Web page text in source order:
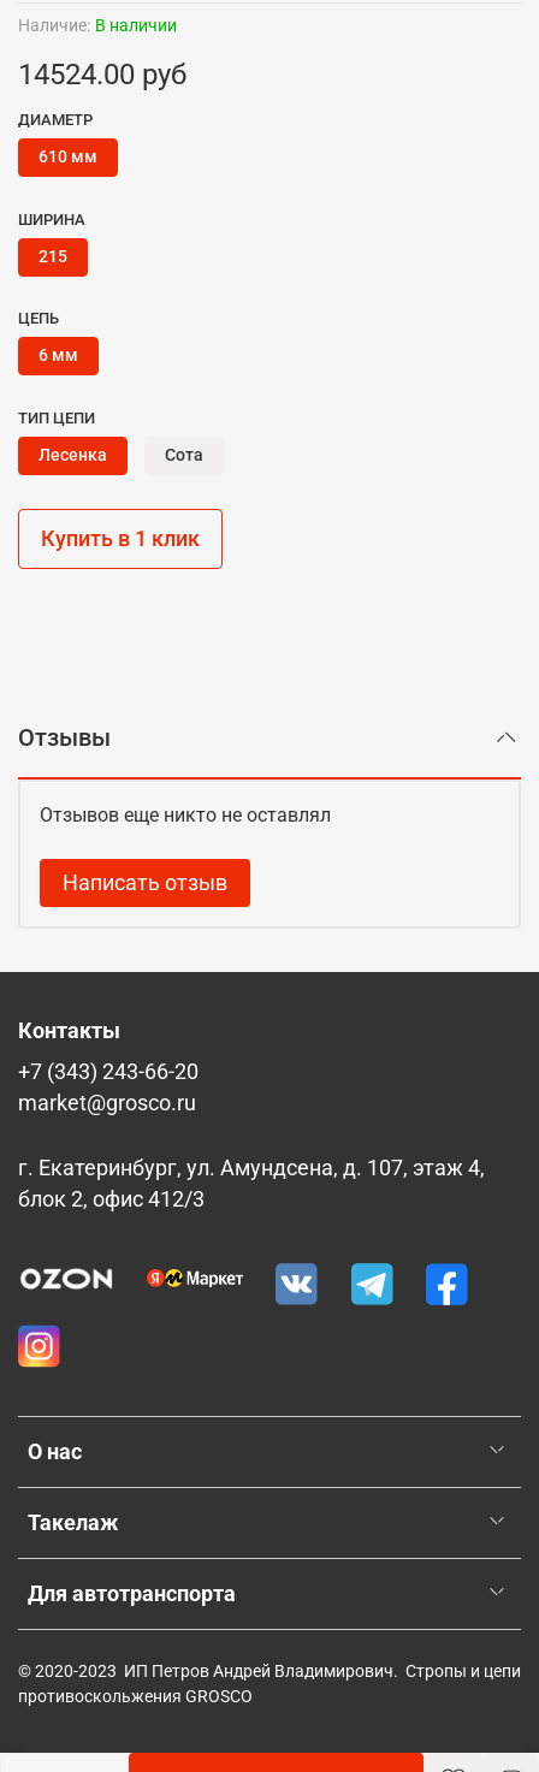
Наличие: В наличии
14524.00 руб
Купить в 1 клик
ДИАМЕТР
610 мм
ШИРИНА
215
ЦЕПЬ
6 мм
ТИП ЦЕПИ
Лесенка Сота
Отзывы
Отзывов еще никто не оставлял
Написать отзыв
О нас
Такелаж
Для автотранспорта
Контакты
+7 (343) 243-66-20
market@grosco.ru
г. Екатеринбург, ул. Амундсена, д. 107, этаж 4,
блок 2, офис 412/3
© 2020-2023 ИП Петров Андрей Владимирович. Стропы и цепи
противоскольжения GROSCO